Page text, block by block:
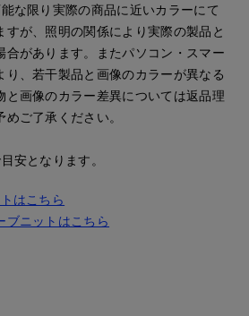
な限り実際の商品に近いカラーにて
すが、照明の関係により実際の製品と
合があります。またパソコン・スマー
り、若干製品と画像のカラーが異なる
と画像のカラー差異については返品理
ご了承ください。
安となります。
はこちら
ブニットはこちら